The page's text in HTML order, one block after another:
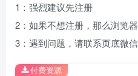
1：强烈建议先注册
2：如果不想注册，那么浏览
3：遇到问题，请联系页底微信
付费资源